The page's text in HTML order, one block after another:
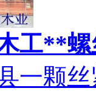
工**螺
一颗